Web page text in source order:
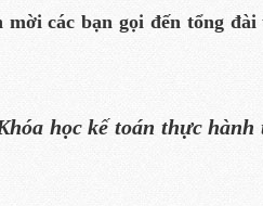
các bạn gọi đến tổng
học kế toán thực